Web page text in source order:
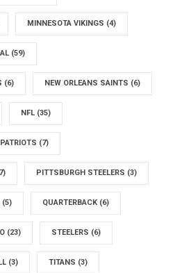
MINNESOTA VIKINGS (4)
(59)
(6) NEW ORLEANS SAINTS (6)
NFL (35)
PATRIOTS (7)
PITTSBURGH STEELERS (3)
(5) QUARTERBACK (6)
(23) STEELERS (6)
(3) TITANS (3)